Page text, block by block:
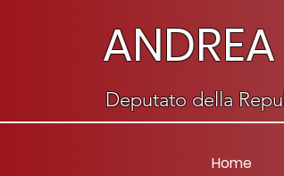
ANDREA
Deputato della
Home